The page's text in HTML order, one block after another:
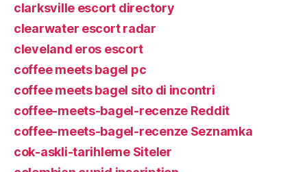
clarksville escort directory
clearwater escort radar
cleveland eros escort
coffee meets bagel pc
coffee meets bagel sito di incontri
coffee-meets-bagel-recenze Reddit
coffee-meets-bagel-recenze Seznamka
cok-askli-tarihleme Siteler